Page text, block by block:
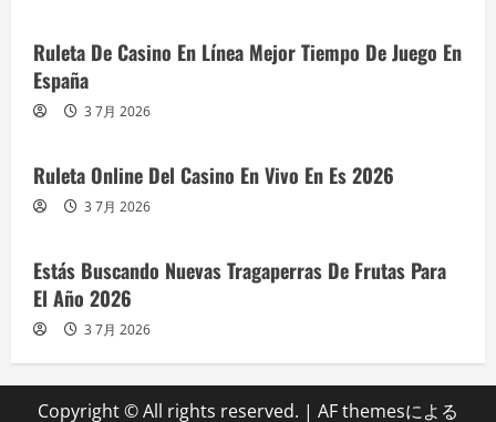
Ruleta De Casino En Línea Mejor Tiempo De Juego En
España
3 7月 2026
Ruleta Online Del Casino En Vivo En Es 2026
3 7月 2026
Estás Buscando Nuevas Tragaperras De Frutas Para
El Año 2026
3 7月 2026
Copyright © All rights reserved. | AF themesによる